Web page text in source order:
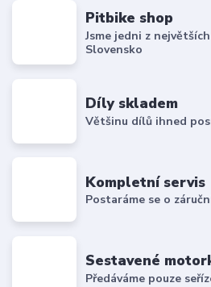
Pitbike shop
Jsme jedni z
Slovensko
Díly skladem
Většinu dílů ihned
Kompletní servis
Postaráme se o
Sestavené
Předáváme pouze